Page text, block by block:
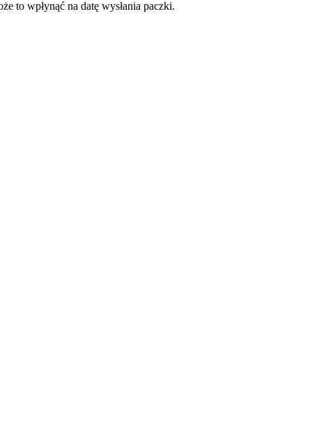
to wpłynąć na datę wysłania paczki.